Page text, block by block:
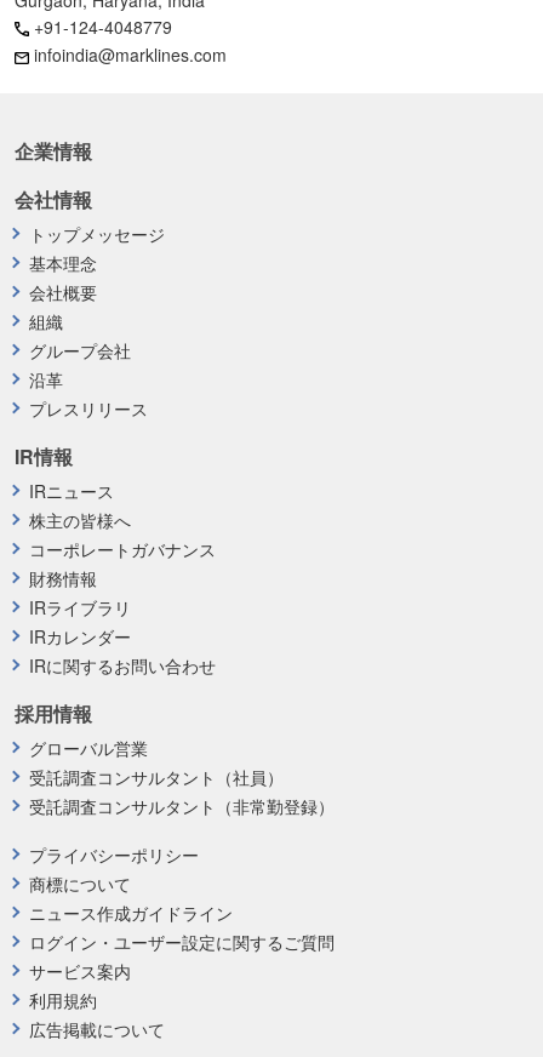
+91-124-4048779
infoindia@marklines.com
企業情報
プライバシーポリシー
商標について
ニュース作成ガイドライン
ログイン・ユーザー設定に関するご質問
サービス案内
利用規約
広告掲載について
採用情報
グローバル営業
受託調査コンサルタント（社員）
受託調査コンサルタント（非常勤登録）
会社情報
トップメッセージ
基本理念
会社概要
組織
グループ会社
沿革
プレスリリース
IR情報
IRニュース
株主の皆様へ
コーポレートガバナンス
財務情報
IRライブラリ
IRカレンダー
IRに関するお問い合わせ